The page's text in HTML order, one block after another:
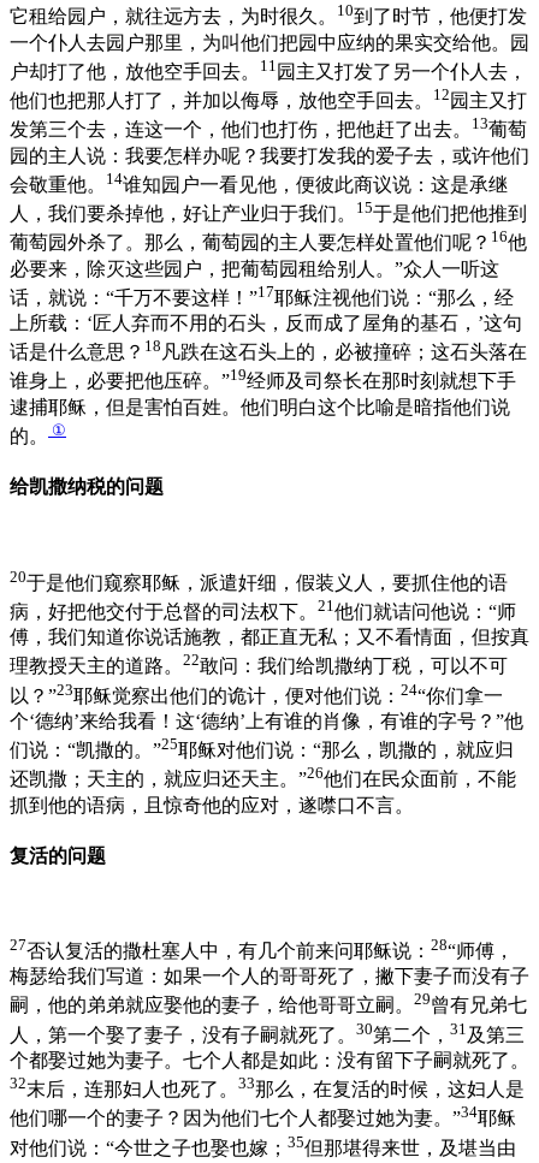
它租给园户，就往远方去，为时很久。
10到了时节，他便打发
一个仆人去园户那里，为叫他们把园中应纳的果实交给他。园
户却打了他，放他空手回去。
11 园主又打发了另一个仆人去，
他们也把那人打了，并加以侮辱，放他空手回去。
12 园主又打
发第三个去，连这一个，他们也打伤，把他赶了出去。
13葡萄
园的主人说：我要怎样办呢？我要打发我的爱子去，或许他们
会敬重他。
14谁知园户一看见他，便彼此商议说：这是承继
人，我们要杀掉他，好让产业归于我们。
15于是他们把他推到
葡萄园外杀了。那么，葡萄园的主人要怎样处置他们呢？ 16他
必要来，除灭这些园户，把葡萄园租给别人。”众人一听这
话，就说：“千万不要这样！”17耶稣注视他们说：“那么，经
上所载：‘匠人弃而不用的石头，反而成了屋角的基石，’这句
话是什么意思？ 18 凡跌在这石头上的，必被撞碎；这石头落在
谁身上，必要把他压碎。”19经师及司祭长在那时刻就想下手
逮捕耶稣，但是害怕百姓。他们明白这个比喻是暗指他们说
的。
①
给凯撒纳税的问题
20于是他们窥察耶稣，派遣奸细，假装义人，要抓住他的语
病，好把他交付于总督的司法权下。 21 他们就诘问他说：“师
傅，我们知道你说话施教，都正直无私；又不看情面，但按真
理教授天主的道路。 22敢问：我们给凯撒纳丁税，可以不可
以？”23耶稣觉察出他们的诡计，便对他们说： 24“你们拿一
个‘德纳’来给我看！这‘德纳’上有谁的肖像，有谁的字号？”他
们说：“凯撒的。”25耶稣对他们说：“那么，凯撒的，就应归
还凯撒；天主的，就应归还天主。”26他们在民众面前，不能
抓到他的语病，且惊奇他的应对，遂噤口不言。
复活的问题
27否认复活的撒杜塞人中，有几个前来问耶稣说： 28“师傅，
梅瑟给我们写道：如果一个人的哥哥死了，撇下妻子而没有子
嗣，他的弟弟就应娶他的妻子，给他哥哥立嗣。 29曾有兄弟七
人，第一个娶了妻子，没有子嗣就死了。 30第二个， 31 及第三
个都娶过她为妻子。七个人都是如此：没有留下子嗣就死了。
32末后，连那妇人也死了。 33那么，在复活的时候，这妇人是
他们哪一个的妻子？因为他们七个人都娶过她为妻。”34耶稣
对他们说：“今世之子也娶也嫁； 35但那堪得来世，及堪当由